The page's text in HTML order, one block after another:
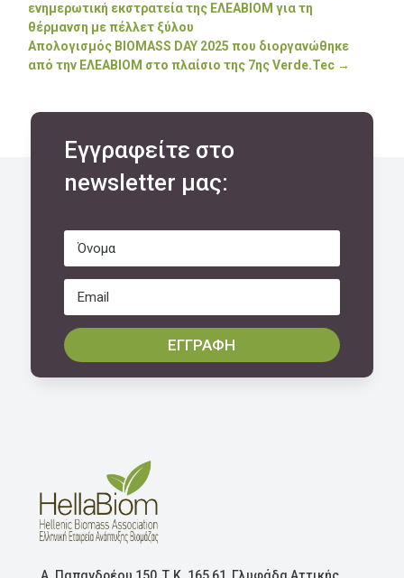
ενημερωτική εκστρατεία της ΕΛΕΑΒΙΟΜ για τη
θέρμανση με πέλλετ ξύλου
Απολογισμός BIOMASS DAY 2025 που διοργανώθηκε
από την ΕΛΕΑΒΙΟΜ στο πλαίσιο της 7ης Verde.Tec →
Εγγραφείτε στο
newsletter μας:
ΕΓΓΡΑΦΗ